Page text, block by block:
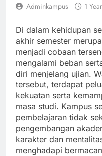
Adminkampus 1
Di dalam kehidupan
akhir semester
menjadi cobaan
mengalami beban
diri menjelang ujian.
tersebut, terdapat
kekuatan serta
masa studi. Kampus
pembelajaran tidak
pengembangan
karakter dan
menghadapi